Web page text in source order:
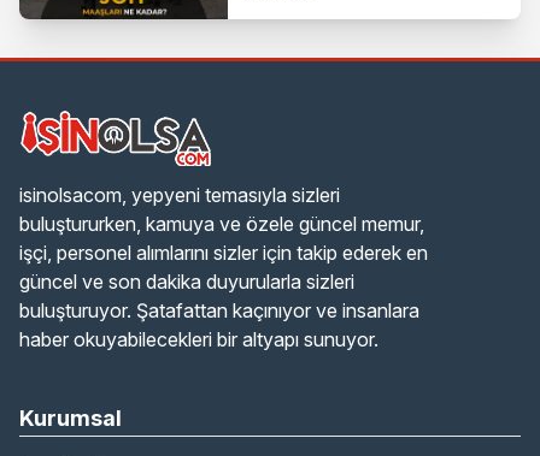
isinolsacom, yepyeni temasıyla sizleri
buluştururken, kamuya ve özele güncel memur,
işçi, personel alımlarını sizler için takip ederek en
güncel ve son dakika duyurularla sizleri
buluşturuyor. Şatafattan kaçınıyor ve insanlara
haber okuyabilecekleri bir altyapı sunuyor.
Kurumsal